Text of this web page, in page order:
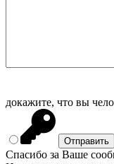
докажите, что вы
Спасибо за Ваше